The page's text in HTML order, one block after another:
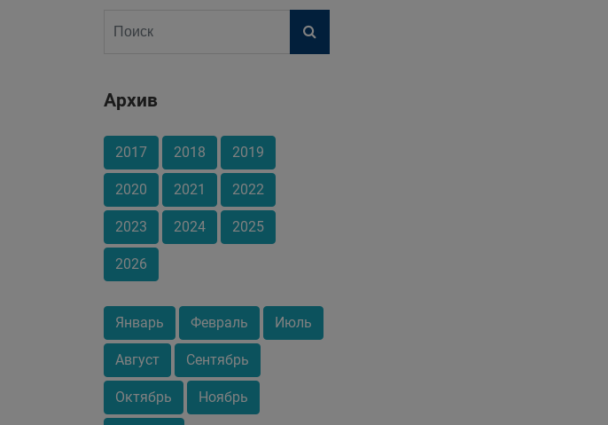
Архив
2017 2018 2019
2020 2021 2022
2023 2024 2025
2026
Январь Февраль Июль
Август Сентябрь
Октябрь Ноябрь